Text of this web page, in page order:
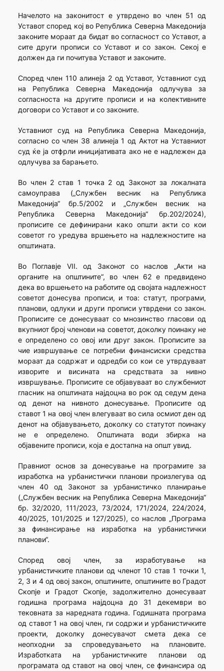
Начелото на законитост е утврдено во член 51 од
Уставот според кој во Република Северна Македонија
законите мораат да бидат во согласност со Уставот, а
сите други прописи со Уставот и со закон. Секој е
должен да ги почитува Уставот и законите.
Според член 110 алинеја 2 од Уставот, Уставниот суд
на Република Северна Македонија одлучува за
согласноста на другите прописи и на колективните
договори со Уставот и со законите.
Уставниот суд на Република Северна Македонија,
согласно со член 38 алинеја 1 од Актот на Уставниот
суд ќе ја отфрли иницијативата ако не е надлежен да
одлучува за барањето.
Во член 2 став 1 точка 2 од Законот за локалната
самоуправа („Службен весник на Република
Македонија“ бр.5/2002 и „Службен весник на
Република Северна Македонија“ бр.202/2024),
прописите се дефинирани како општи акти со кои
советот го уредува вршењето на надлежностите на
општината.
Во Поглавје VII. од Законот со наслов „Акти на
органите на општините“, во член 62 е предвидено
дека во вршењето на работите од својата надлежност
советот донесува прописи, и тоа: статут, програми,
планови, одлуки и други прописи утврдени со закон.
Прописите се донесуваат со мнозинство гласови од
вкупниот број членови на советот, доколку поинаку не
е определено со овој или друг закон. Прописите за
чие извршување се потребни финансиски средства
мораат да содржат и одредби со кои се утврдуваат
изворите и висината на средствата за нивно
извршување. Прописите се објавуваат во службениот
гласник на општината најдоцна во рок од седум дена
од денот на нивното донесување. Прописите од
ставот 1 на овој член влегуваат во сила осмиот ден од
денот на објавувањето, доколку со статутот поинаку
не е определено. Општината води збирка на
објавените прописи, која е достапна на општ увид.
Правниот основ за донесување на програмите за
изработка на урбанистички планови произлегува од
член 40 од Законот за урбанистичко планирање
(„Службен весник на Република Северна Македонија“
бр. 32/2020, 111/2023, 73/2024, 171/2024, 224/2024,
40/2025, 101/2025 и 127/2025), со наслов „Програма
за финансирање на изработка на урбанистички
планови“.
Според овој член, за изработување на
урбанистичките планови од членот 10 став 1 точки 1,
2, 3 и 4 од овој закон, општините, општините во Градот
Скопје и Градот Скопје, задолжително донесуваат
годишна програма најдоцна до 31 декември во
тековната за наредната година. Годишната програма
од ставот 1 на овој член, ги содржи и урбанистичките
проекти, доколку донесувачот смета дека се
неопходни за спроведувањето на плановите.
Изработката на урбанистичките планови од
програмата од ставот на овој член, се финансира од